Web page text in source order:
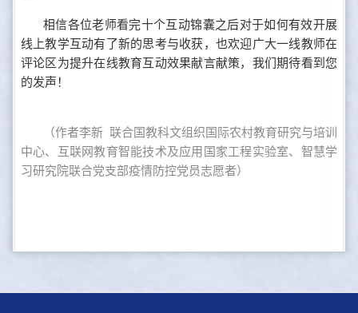
相信各位老师看完十个互动锦囊之后对于如何有效开展
线上教学互动有了新的思考与收获，也欢迎广大一线教师在
评论区为提升在线教育互动效果献言献策，我们期待看到您
的发声！
（作者李新 联合国教科文组织国际农村教育研究与培训
中心、互联网教育智能技术及应用国家工程实验室、智慧学
习研究院联合党支部疫情防控党员志愿者）